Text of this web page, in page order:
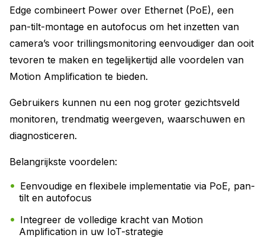
Edge combineert Power over Ethernet (PoE), een
pan-tilt-montage en autofocus om het inzetten van
camera’s voor trillingsmonitoring eenvoudiger dan ooit
tevoren te maken en tegelijkertijd alle voordelen van
Motion Amplification te bieden.
Gebruikers kunnen nu een nog groter gezichtsveld
monitoren, trendmatig weergeven, waarschuwen en
diagnosticeren.
Belangrijkste voordelen:
Eenvoudige en flexibele implementatie via PoE, pan-
tilt en autofocus
Integreer de volledige kracht van Motion
Amplification in uw IoT-strategie